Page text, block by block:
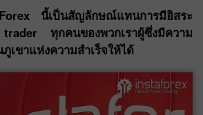
นี้เป็นสัญลักษณ์แทนการมีอิสระ
ทุกคนของพวกเราผู้ซึ่งมีความ
เขาแห่งความสำเร็จให้ได้